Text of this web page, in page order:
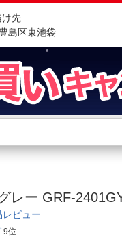
け先
島区東池袋
す
らさがす
からさがす
レー GRF-
レビュー
9位